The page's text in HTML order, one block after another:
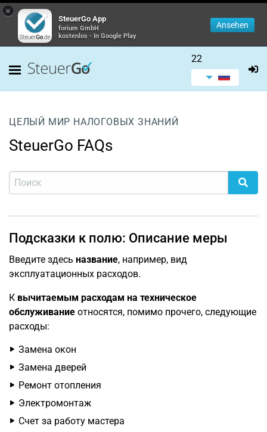
×
SteuerGo App
forium GmbH
kostenlos - In Google Play
Ansehen
22
ЦЕЛЫЙ МИР НАЛОГОВЫХ ЗНАНИЙ
SteuerGo FAQs
Подсказки к полю: Описание меры
Введите здесь название, например, вид
эксплуатационных расходов.
К вычитаемым расходам на техническое
обслуживание относятся, помимо прочего, следующие
расходы:
Замена окон
Замена дверей
Ремонт отопления
Электромонтаж
Счет за работу мастера